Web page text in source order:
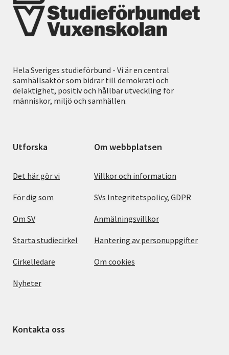
Hela Sveriges studieförbund - Vi är en central
samhällsaktör som bidrar till demokrati och
delaktighet, positiv och hållbar utveckling för
människor, miljö och samhällen.
Utforska
Det här gör vi
För dig som
Om SV
Starta studiecirkel
Cirkelledare
Nyheter
Om webbplatsen
Villkor och information
SVs Integritetspolicy, GDPR
Anmälningsvillkor
Hantering av personuppgifter
Om cookies
Kontakta oss